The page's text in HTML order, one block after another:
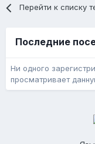
Перейти к списку
Последние
Ни одного
просматривает